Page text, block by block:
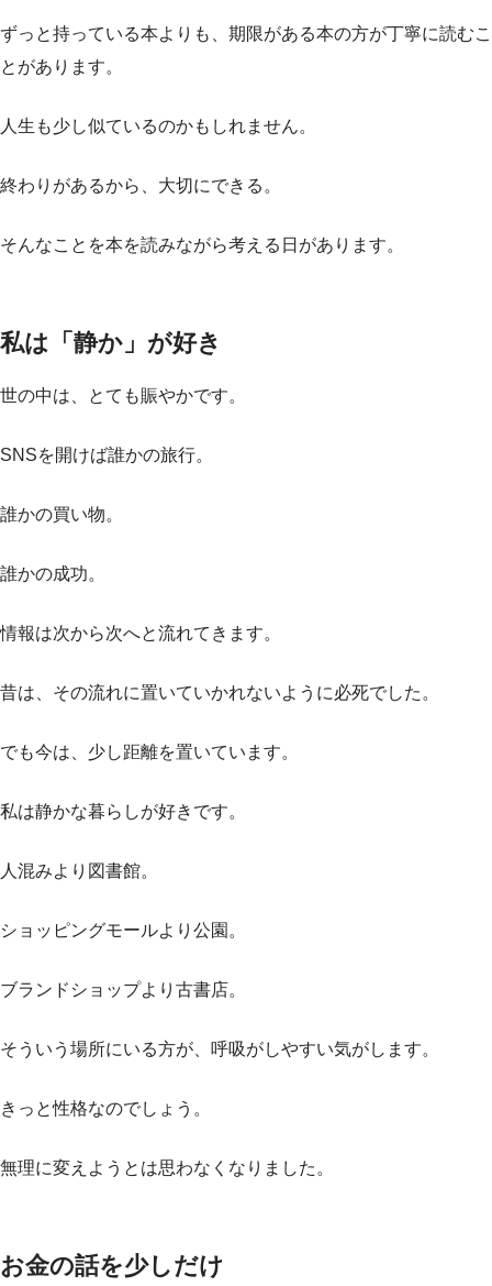
ずっと持っている本よりも、期限がある本の方が丁寧に読むこ
とがあります。
人生も少し似ているのかもしれません。
終わりがあるから、大切にできる。
そんなことを本を読みながら考える日があります。
私は「静か」が好き
世の中は、とても賑やかです。
SNSを開けば誰かの旅行。
誰かの買い物。
誰かの成功。
情報は次から次へと流れてきます。
昔は、その流れに置いていかれないように必死でした。
でも今は、少し距離を置いています。
私は静かな暮らしが好きです。
人混みより図書館。
ショッピングモールより公園。
ブランドショップより古書店。
そういう場所にいる方が、呼吸がしやすい気がします。
きっと性格なのでしょう。
無理に変えようとは思わなくなりました。
お金の話を少しだけ